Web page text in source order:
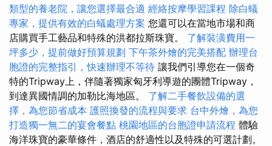
類型的養老院，讓您選擇最合適 經絡按摩學習課程 除白蟻
專家，提供有效的白蟻處理方案 您還可以在當地市場和商
店購買手工藝品和特殊的洪都拉斯珠寶。 了解裝潢費用一
坪多少，提前做好預算規劃 下午茶外燴的完美搭配 辦理台
胞證的完整指引，快速辦理不等待 讓我們引導您在一個奇
特的Tripway上，伴隨著獨家匈牙利導遊的團體Tripway，
到達異國情調的加勒比海地區。 了解二手餐飲設備的選
擇，為您節省成本 護照換發的流程與要求 台中外燴，為您
打造獨一無二的宴會餐點 桃園地區的台胞證申請流程 體驗
海洋珠寶的豪華條件，酒店的舒適性以及特殊的可選計劃。